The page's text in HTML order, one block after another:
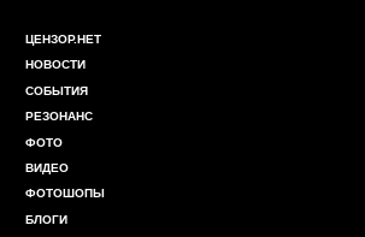
ЦЕНЗОР.НЕТ
НОВОСТИ
СОБЫТИЯ
РЕЗОНАНС
ФОТО
ВИДЕО
ФОТОШОПЫ
БЛОГИ